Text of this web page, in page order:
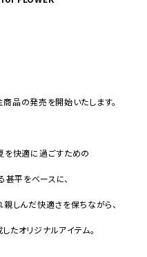
品の発売を開始いたします。
を快適に過ごすための
平をベースに、
しんだ快適さを保ちながら、
オリジナルアイテム。